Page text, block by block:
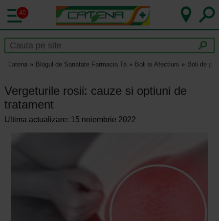
40
Catena Blogul de Sanatate Farmacia Ta Boli si Afectiuni Boli de
Vergeturile rosii: cauze si optiuni de
tratament
Ultima actualizare: 15 noiembrie 2022